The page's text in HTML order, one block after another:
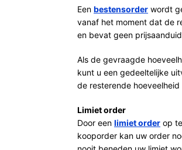
Een bestensorder wordt
vanaf het moment dat de
en bevat geen
Als de gevraagde
kunt u een gedeeltelijke
de resterende
Limiet order
Door een limiet order op
kooporder kan uw order